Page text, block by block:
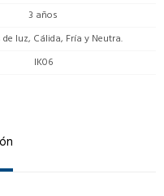
3 años
luz, Cálida, Fría y Neutra.
IK06